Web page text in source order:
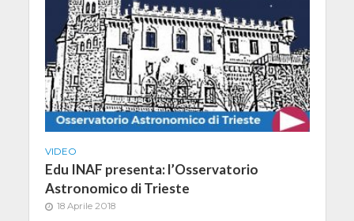
VIDEO
Edu INAF presenta: l’Osservatorio
Astronomico di Trieste
18 Aprile 2018